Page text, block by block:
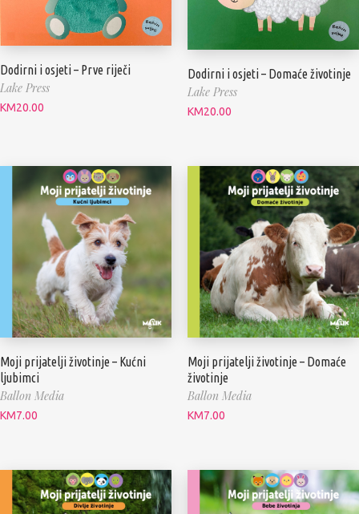
Dodirni i osjeti – Prve riječi
Lake Press
KM20.00
Dodirni i osjeti – Domaće životinje
Lake Press
KM20.00
Moji prijatelji životinje – Kućni
ljubimci
Ballon Media
KM7.00
Moji prijatelji životinje – Domaće
životinje
Ballon Media
KM7.00